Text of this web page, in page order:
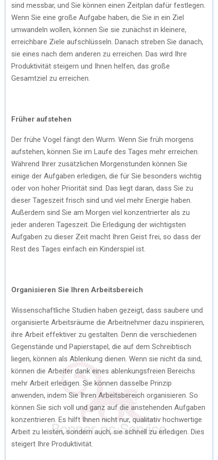
sind messbar, und Sie können einen Zeitplan dafür festlegen.
Wenn Sie eine große Aufgabe haben, die Sie in ein Ziel
umwandeln wollen, können Sie sie zunächst in kleinere,
erreichbare Ziele aufschlüsseln. Danach streben Sie danach,
sie eines nach dem anderen zu erreichen. Das wird Ihre
Produktivität steigern und Ihnen helfen, das große
Gesamtziel zu erreichen.
Früher aufstehen
Der frühe Vogel fängt den Wurm. Wenn Sie früh morgens
aufstehen, können Sie im Laufe des Tages mehr erreichen.
Während Ihrer zusätzlichen Morgenstunden können Sie
einige der Aufgaben erledigen, die für Sie besonders wichtig
oder von hoher Priorität sind. Das liegt daran, dass Sie zu
dieser Tageszeit frisch sind und viel mehr Energie haben.
Außerdem sind Sie am Morgen viel konzentrierter als zu
jeder anderen Tageszeit. Die Erledigung der wichtigsten
Aufgaben zu dieser Zeit macht Ihren Geist frei, so dass der
Rest des Tages einfach ein Kinderspiel ist.
Organisieren Sie Ihren Arbeitsbereich
Wissenschaftliche Studien haben gezeigt, dass saubere und
organisierte Arbeitsräume die Arbeitnehmer dazu inspirieren,
ihre Arbeit effektiver zu gestalten. Denn die verschiedenen
Gegenstände und Papierstapel, die auf dem Schreibtisch
liegen, können als Ablenkung dienen. Wenn sie nicht da sind,
können die Arbeiter dank eines ablenkungsfreien Bereichs
mehr Arbeit erledigen. Sie können dasselbe Prinzip
anwenden, indem Sie Ihren Arbeitsbereich organisieren. So
können Sie sich voll und ganz auf die anstehenden Aufgaben
konzentrieren. Es hilft Ihnen nicht nur, qualitativ hochwertige
Arbeit zu leisten, sondern auch, sie schnell zu erledigen. Dies
steigert Ihre Produktivität.